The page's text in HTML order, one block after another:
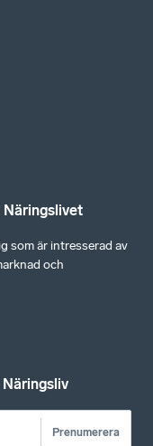
Näringslivet
som är intresserad av
och
Prenumerera